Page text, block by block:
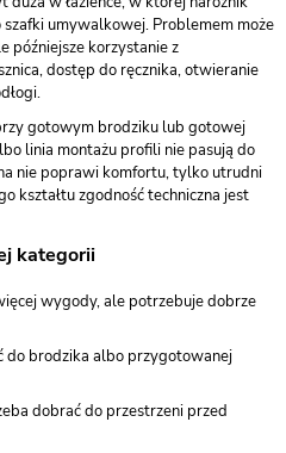
umywalkowej. Problemem może
późniejsze korzystanie z
dostęp do ręcznika, otwieranie
gotowym brodziku lub gotowej
linia montażu profili nie pasują do
nie poprawi komfortu, tylko utrudni
kształtu zgodność techniczna jest
kategorii
wygody, ale potrzebuje dobrze
do brodzika albo przygotowanej
dobrać do przestrzeni przed